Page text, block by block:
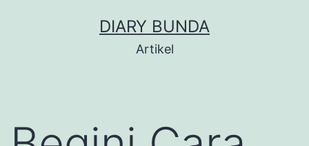
DIARY BUNDA
Artikel